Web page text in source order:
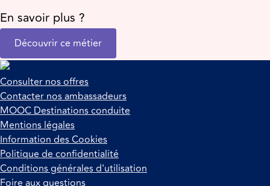
En savoir plus ?
Découvrir ce métier
Consulter nos offres
Contacter nos ambassadeurs
MOOC Destinations conduite
Mentions légales
Information des Cookies
Politique de confidentialité
Conditions générales d'utilisation
Foire aux questions